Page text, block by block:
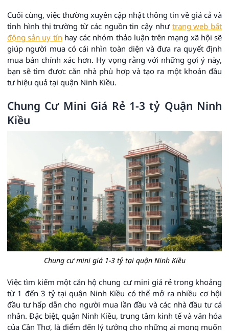
Cuối cùng, việc thường xuyên cập nhật thông tin về giá cả và
tình hình thị trường từ các nguồn tin cậy như trang web bất
động sản uy tín hay các nhóm thảo luận trên mạng xã hội sẽ
giúp người mua có cái nhìn toàn diện và đưa ra quyết định
mua bán chính xác hơn. Hy vọng rằng với những gợi ý này,
bạn sẽ tìm được căn nhà phù hợp và tạo ra một khoản đầu
tư hiệu quả tại quận Ninh Kiều.
Chung Cư Mini Giá Rẻ 1-3 tỷ Quận Ninh
Kiều
Chung cư mini giá 1-3 tỷ tại quận Ninh Kiều
Việc tìm kiếm một căn hộ chung cư mini giá rẻ trong khoảng
từ 1 đến 3 tỷ tại quận Ninh Kiều có thể mở ra nhiều cơ hội
đầu tư hấp dẫn cho người mua lần đầu và các nhà đầu tư cá
nhân. Đặc biệt, quận Ninh Kiều, trung tâm kinh tế và văn hóa
của Cần Thơ, là điểm đến lý tưởng cho những ai mong muốn